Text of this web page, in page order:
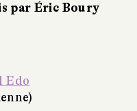
par Éric Boury
Edo